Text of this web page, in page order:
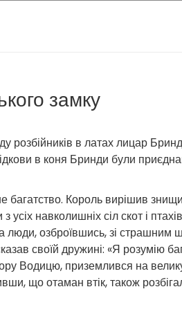
замку
в латах лицар
в коня Бринди були
Король вирішив
навколишніх сіл скот і
а люди, озброївшись, зі
своїй дружині: «Я розумію
Водицю, приземлився на
що отаман втік, також